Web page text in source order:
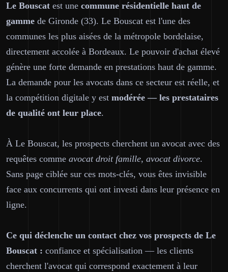
Le Bouscat est une commune résidentielle haut de
gamme de Gironde (33). Le Bouscat est l'une des
communes les plus aisées de la métropole bordelaise,
directement accolée à Bordeaux. Le pouvoir d'achat élevé
génère une forte demande en prestations haut de gamme.
La demande pour les avocats dans ce secteur est réelle, et
la compétition digitale y est modérée — les prestataires
de qualité ont leur place.
À Le Bouscat, les prospects cherchent un avocat avec des
requêtes comme avocat droit famille, avocat divorce.
Sans page ciblée sur ces mots-clés, vous êtes invisible
face aux concurrents qui ont investi dans leur présence en
ligne.
Ce qui déclenche un contact chez vos prospects de Le
Bouscat : confiance et spécialisation — les clients
cherchent l'avocat qui correspond exactement à leur